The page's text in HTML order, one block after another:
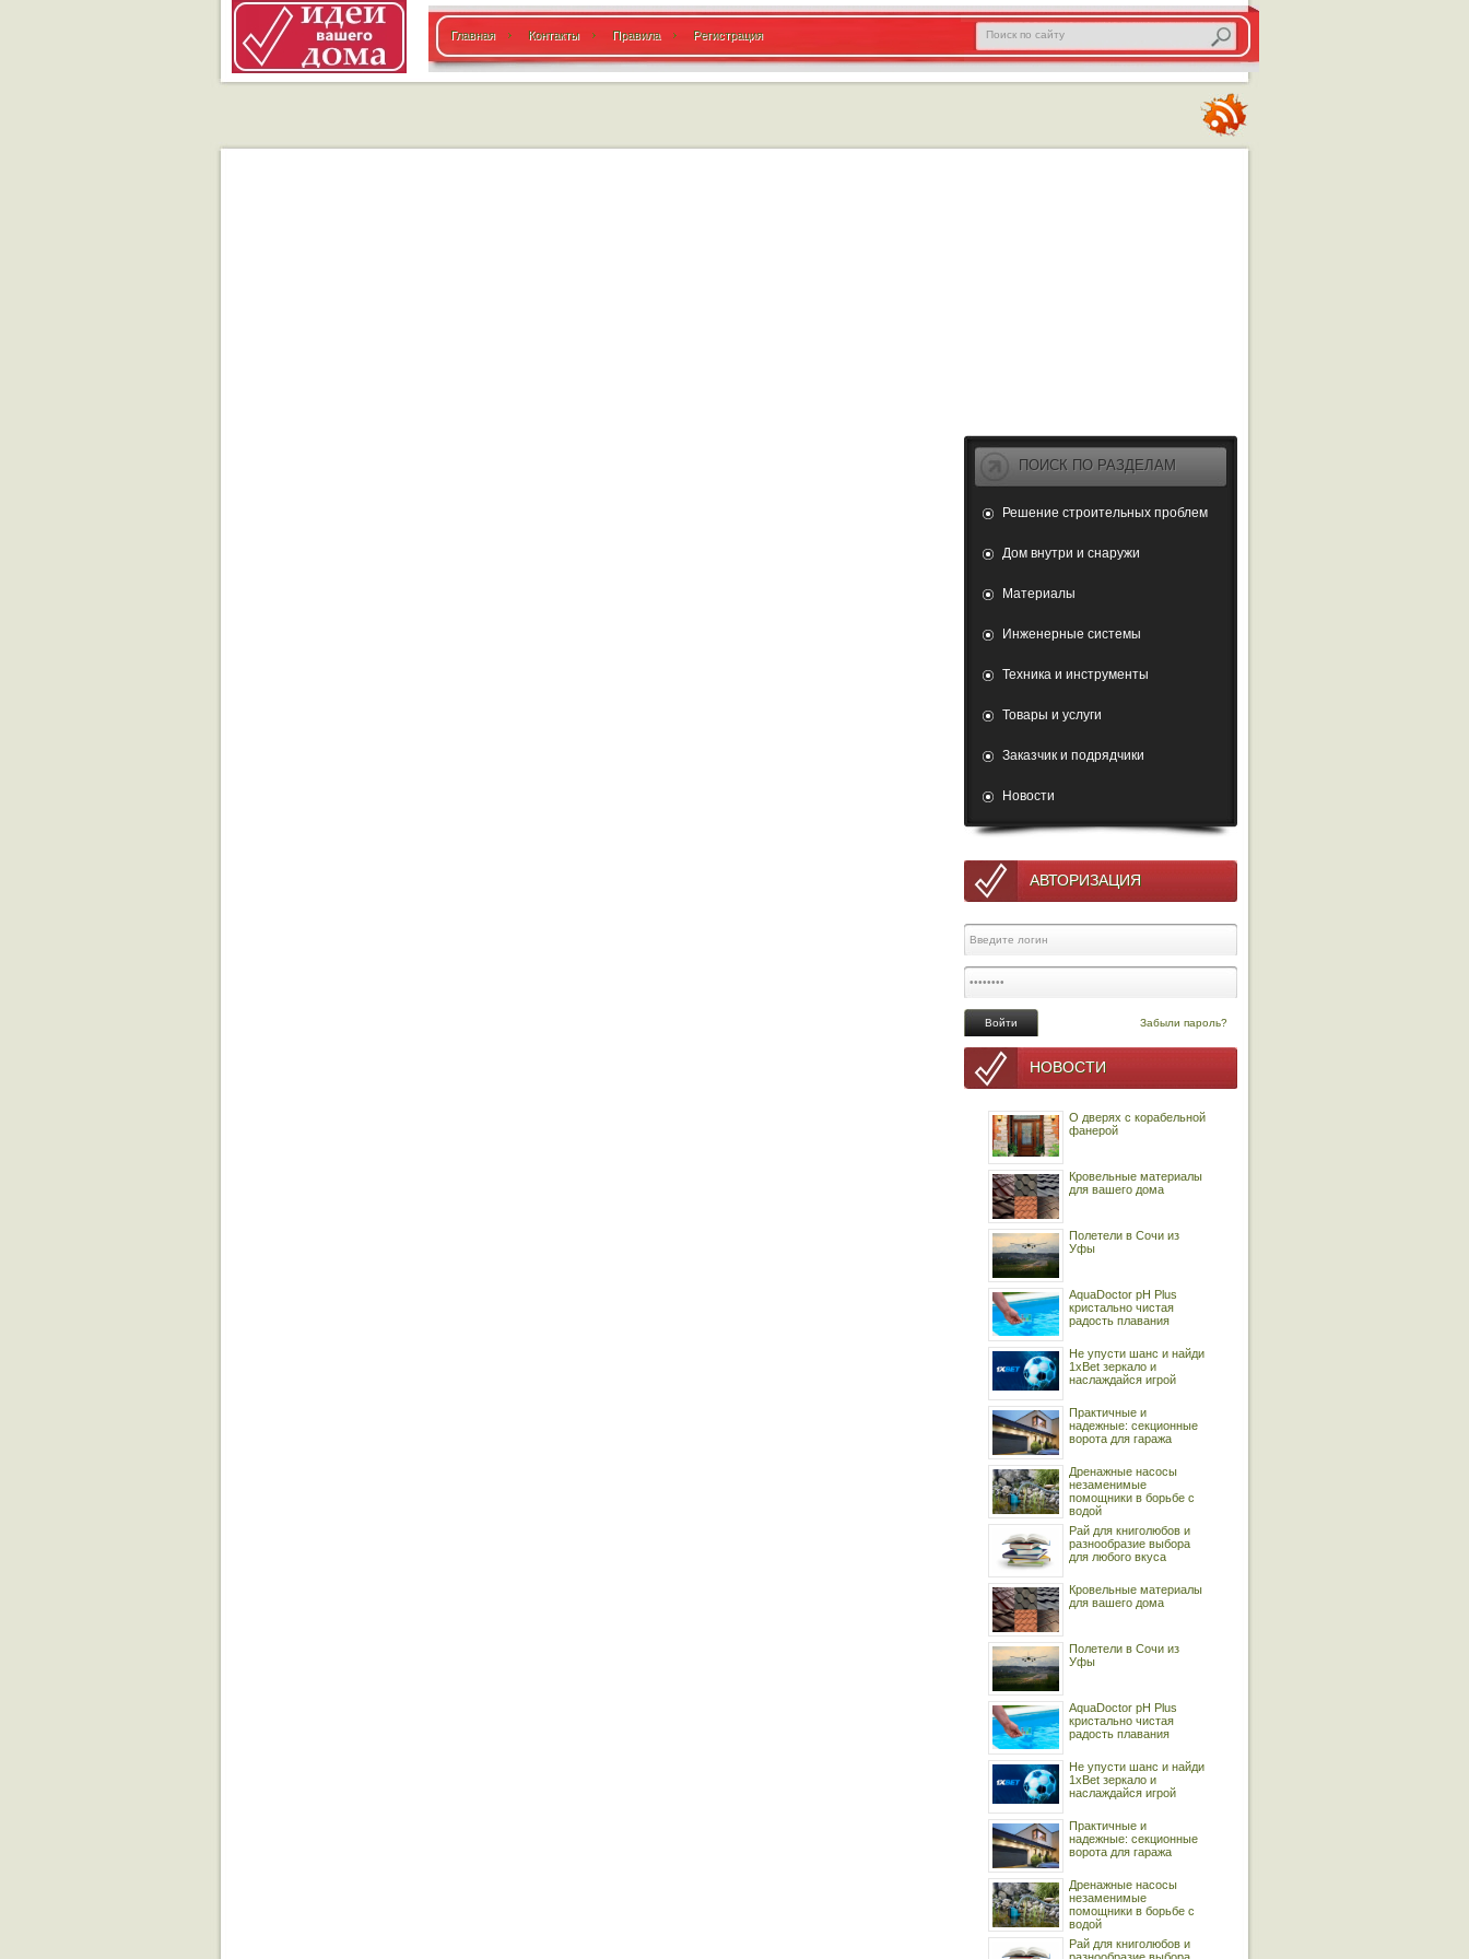
Главная Контакты Правила Регистрация
ПОИСК ПО РАЗДЕЛАМ
Решение строительных проблем
Дом внутри и снаружи
Материалы
Инженерные системы
Техника и инструменты
Товары и услуги
Заказчик и подрядчики
Новости
АВТОРИЗАЦИЯ
Забыли пароль?
НОВОСТИ
О дверях с корабельной
фанерой
Кровельные материалы
для вашего дома
Полетели в Сочи из
Уфы
AquaDoctor pH Plus
кристально чистая
радость плавания
Не упусти шанс и найди
1xBet зеркало и
наслаждайся игрой
Практичные и
надежные: секционные
ворота для гаража
Дренажные насосы
незаменимые
помощники в борьбе с
водой
Рай для книголюбов и
разнообразие выбора
для любого вкуса
Кровельные материалы
для вашего дома
Полетели в Сочи из
Уфы
AquaDoctor pH Plus
кристально чистая
радость плавания
Не упусти шанс и найди
1xBet зеркало и
наслаждайся игрой
Практичные и
надежные: секционные
ворота для гаража
Дренажные насосы
незаменимые
помощники в борьбе с
водой
Рай для книголюбов и